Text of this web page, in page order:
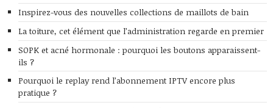
Inspirez-vous des nouvelles collections de maillots de bain
La toiture, cet élément que l’administration regarde en premier
SOPK et acné hormonale : pourquoi les boutons apparaissent-
ils ?
Pourquoi le replay rend l’abonnement IPTV encore plus
pratique ?